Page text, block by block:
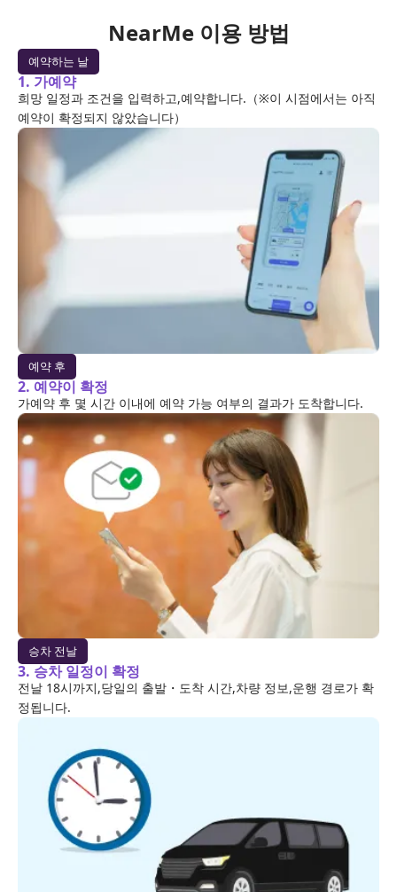
NearMe 이용 방법
예약하는 날
1. 가예약
희망 일정과 조건을 입력하고,예약합니다.（※이 시점에서는 아직
예약이 확정되지 않았습니다）
예약 후
2. 예약이 확정
가예약 후 몇 시간 이내에 예약 가능 여부의 결과가 도착합니다.
승차 전날
3. 승차 일정이 확정
전날 18시까지,당일의 출발・도착 시간,차량 정보,운행 경로가 확
정됩니다.